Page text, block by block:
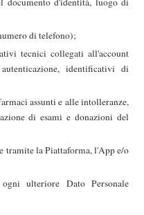
di telefono);
tecnici collegati all'account
identificativi di
assunti e alle intolleranze,
di esami e donazioni del
tramite la Piattaforma, l'App e/o
ulteriore Dato Personale